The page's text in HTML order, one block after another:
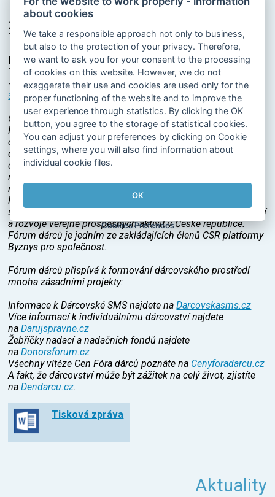
Další data o dárcovství v Česku najdete od 29. listopadu
2017 v unikátní
Donorsforum.cz.
Pro více informací kontaktujte:
Fórum dárců
Klára Šplíchalová
splichalova@donorsforum.cz
O Fóru dárců:
Fórum dárců je jediný celorepublikový spolek zastřešující
dárce v České republice. Na budování a rozvoji prostředí pro
dárcovství pracuje Fórum dárců úspěšně již více než 20 let,
od roku 1997. Při Fóru dárců se vyprofilovala Asociace
nadací, Asociace nadačních fondů a Asociace firemních
nadací a fondů, které sdružují šest desítek členů.
Fórum dárců se aktivně účastní legislativních procesů
směřujících k prosazování zlepšení podmínek pro dárcovství
a rozvoje veřejně prospěšných aktivit v České republice.
Fórum dárců je jedním ze zakládajících členů CSR platformy
Byznys pro společnost.
Fórum dárců přispívá k formování dárcovského prostředí
mnoha zásadními projekty:
Informace k Dárcovské SMS najdete naDarcovskasms.cz
Více informací k individuálnímu dárcovství najdete
naDarujspravne.cz
Žebříčky nadací a nadačních fondů najdete
naDonorsforum.cz
Všechny vítěze Cen Fóra dárců poznáte na Cenyforadarcu.cz
A fakt, že dárcovství může být zážitek na celý život, zjistíte
naDendarcu.cz.
Tisková zpráva
Aktuality
about cookies
We take a responsible approach not only to business,
but also to the protection of your privacy. Therefore,
we want to ask you for your consent to the processing
of cookies on this website. However, we do not
exaggerate their use and cookies are used only for the
proper functioning of the website and to improve the
user experience through statistics. By clicking the OK
button, you agree to the storage of statistical cookies.
You can adjust your preferences by clicking on Cookie
settings, where you will also find information about
individual cookie files.
OK
Cookies Prefences